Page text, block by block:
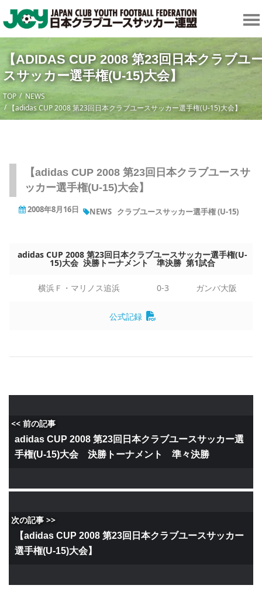
【ADIDAS CUP 2008 第23回日本クラブユ
スサッカー選手権(U-15)大会】
TOP
NEWS
【adidas CUP 2008 第23回日本クラブユースサッカー選手権(U-15)大会】
【adidas CUP 2008 第23回日本クラブユースサ
ッカー選手権(U-15)大会】
2008年8月16日 NEWS クラブユースサッカー選手権 (U-15)
adidas CUP 2008 第23回日本クラブユースサッカー選手権(U-
15)大会 決勝トーナメント 準決勝 第1試合
横浜Ｆ・マリノス追浜 0-3 ガンバ大阪
公式記録
<< 前の記事
adidas CUP 2008 第23回日本クラブユースサッカー選
手権(U-15)大会 決勝トーナメント 準々決勝
次の記事 >>
【adidas CUP 2008 第23回日本クラブユースサッカー
選手権(U-15)大会】